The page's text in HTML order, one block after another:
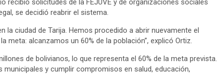
recibió solicitudes de la FEJUVE y de organizaciones sociales
se decidió reabrir el sistema.
la ciudad de Tarija. Hemos procedido a abrir nuevamente el
meta: alcanzamos un 60% de la población”, explicó Ortiz.
de bolivianos, lo que representa el 60% de la meta prevista.
y cumplir compromisos en salud, educación,